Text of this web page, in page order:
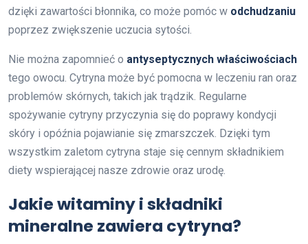
dzięki zawartości błonnika, co może pomóc w odchudzaniu
poprzez zwiększenie uczucia sytości.
Nie można zapomnieć o antyseptycznych właściwościach
tego owocu. Cytryna może być pomocna w leczeniu ran oraz
problemów skórnych, takich jak trądzik. Regularne
spożywanie cytryny przyczynia się do poprawy kondycji
skóry i opóźnia pojawianie się zmarszczek. Dzięki tym
wszystkim zaletom cytryna staje się cennym składnikiem
diety wspierającej nasze zdrowie oraz urodę.
Jakie witaminy i składniki
mineralne zawiera cytryna?